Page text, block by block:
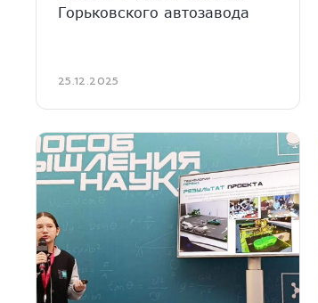
Горьковского автозавода
25.12.2025